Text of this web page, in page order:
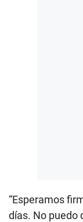
“Esperamos
días. No puedo